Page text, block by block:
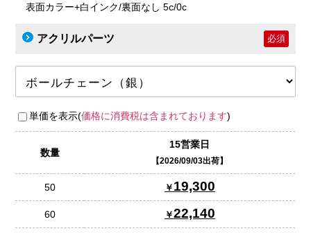
表面カラー+白インク/裏面なし 5c/0c
アクリルパーツ 必須
単価を表示(価格に消費税は含まれております)
数量
15営業日
2026/09/03出荷
50 19,300
60 22,140